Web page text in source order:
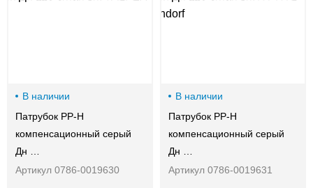
В наличии
Патрубок PP-H
компенсационный серый
Дн …
Артикул 0786-0019630
В наличии
Патрубок PP-H
компенсационный серый
Дн …
Артикул 0786-0019631